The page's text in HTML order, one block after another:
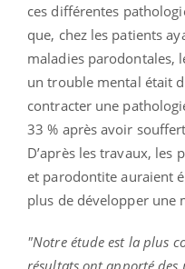
ces différentes
que, chez les patients
maladies parodontales,
un trouble mental était
contracter une
33 % après avoir
D’après les travaux, les
et parodontite auraient
plus de développer une
"Notre étude est la plus
résultats ont apporté des